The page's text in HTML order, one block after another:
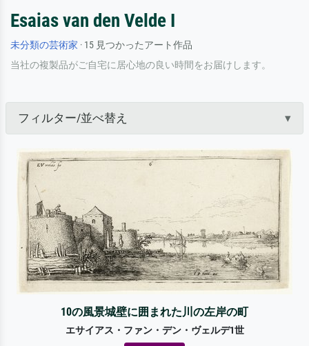
Esaias van den Velde I
未分類の芸術家 · 15 見つかったアート作品
当社の複製品がご自宅に居心地の良い時間をお届けします。
フィルター/並べ替え
10の風景城壁に囲まれた川の左岸の町
エサイアス・ファン・デン・ヴェルデ1世